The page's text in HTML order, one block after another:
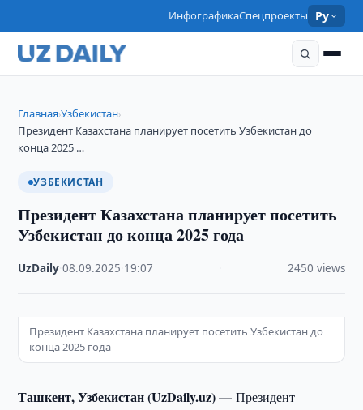
ИнфографикаСпецпроекты Ру
Главная›Узбекистан›
Президент Казахстана планирует посетить Узбекистан до
конца 2025 …
УЗБЕКИСТАН
Президент Казахстана планирует посетить
Узбекистан до конца 2025 года
UzDaily ·08.09.2025 19:07 2450 views
Президент Казахстана планирует посетить Узбекистан до
конца 2025 года
Ташкент, Узбекистан (UzDaily.uz) —Президент